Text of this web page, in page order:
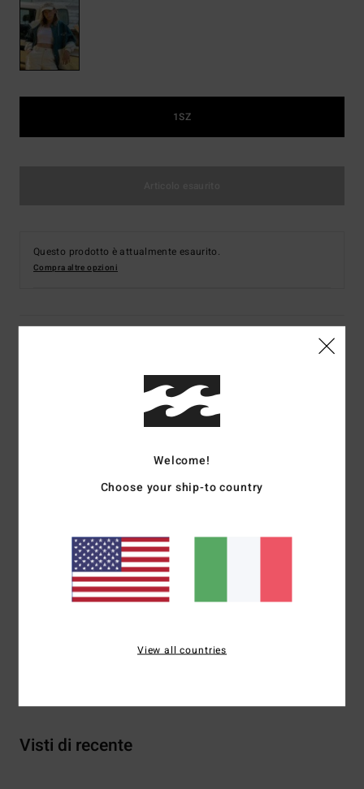
1SZ
Questo prodotto è attualmente esaurito.
Compra altre opzioni
Cappellino Dad Multi Donna
Codice colore
tessuto in tela di cotone
Visiera:visiera curva
Chiusura:chiusura snapback regolabile in metallo
Marcatura:logo ricamato
Visti di recente
Welcome!
Choose your ship-to country
View all countries